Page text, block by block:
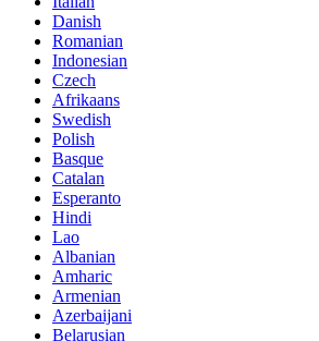
Danish
Romanian
Indonesian
Czech
Afrikaans
Swedish
Polish
Basque
Catalan
Esperanto
Hindi
Lao
Albanian
Amharic
Armenian
Azerbaijani
Belarusian